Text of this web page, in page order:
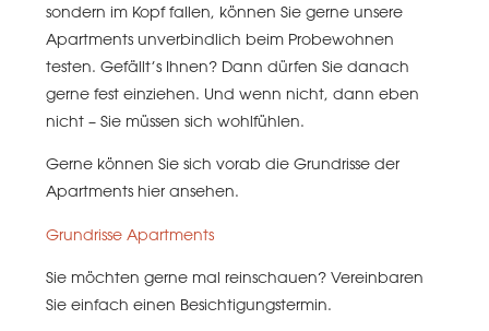
sondern im Kopf fallen, können Sie gerne unsere
Apartments unverbindlich beim Probewohnen
testen. Gefällt’s Ihnen? Dann dürfen Sie danach
gerne fest einziehen. Und wenn nicht, dann eben
nicht – Sie müssen sich wohlfühlen.
Gerne können Sie sich vorab die Grundrisse der
Apartments hier ansehen.
Grundrisse Apartments
Sie möchten gerne mal reinschauen? Vereinbaren
Sie einfach einen Besichtigungstermin.